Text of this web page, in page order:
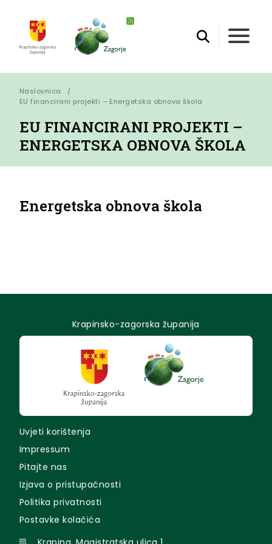
Naslovnica
EU financirani projekti – Energetska obnova škola
EU FINANCIRANI PROJEKTI –
ENERGETSKA OBNOVA ŠKOLA
Energetska obnova škola
Krapinsko-zagorska županija
Uvjeti korištenja
Impressum
Pitajte nas
Izjava o pristupačnosti
Politika privatnosti
Postavke kolačića